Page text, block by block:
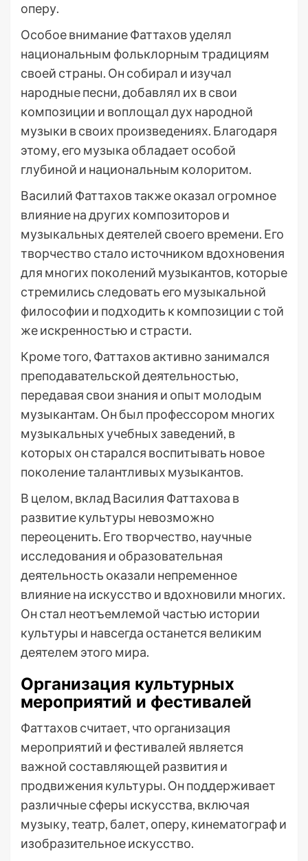
оперу.
Особое внимание Фаттахов уделял
национальным фольклорным традициям
своей страны. Он собирал и изучал
народные песни, добавлял их в свои
композиции и воплощал дух народной
музыки в своих произведениях. Благодаря
этому, его музыка обладает особой
глубиной и национальным колоритом.
Василий Фаттахов также оказал огромное
влияние на других композиторов и
музыкальных деятелей своего времени. Его
творчество стало источником вдохновения
для многих поколений музыкантов, которые
стремились следовать его музыкальной
философии и подходить к композиции с той
же искренностью и страсти.
Кроме того, Фаттахов активно занимался
преподавательской деятельностью,
передавая свои знания и опыт молодым
музыкантам. Он был профессором многих
музыкальных учебных заведений, в
которых он старался воспитывать новое
поколение талантливых музыкантов.
В целом, вклад Василия Фаттахова в
развитие культуры невозможно
переоценить. Его творчество, научные
исследования и образовательная
деятельность оказали непременное
влияние на искусство и вдохновили многих.
Он стал неотъемлемой частью истории
культуры и навсегда останется великим
деятелем этого мира.
Организация культурных
мероприятий и фестивалей
Фаттахов считает, что организация
мероприятий и фестивалей является
важной составляющей развития и
продвижения культуры. Он поддерживает
различные сферы искусства, включая
музыку, театр, балет, оперу, кинематограф и
изобразительное искусство.